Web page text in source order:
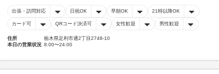
出張・訪問対応 日祝OK 早朝OK 21時以降OK
カード可 QRコード決済可 女性歓迎 男性歓迎
住所
栃木県足利市通2丁目2748-10
本日の営業状況 8:00〜24:00